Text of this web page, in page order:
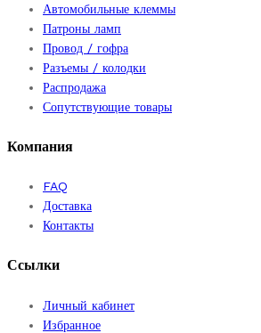
Автомобильные клеммы
Патроны ламп
Провод / гофра
Разъемы / колодки
Распродажа
Сопутствующие товары
Компания
FAQ
Доставка
Контакты
Ссылки
Личный кабинет
Избранное